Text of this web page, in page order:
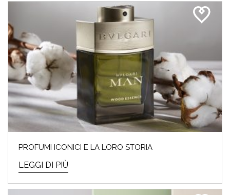
PROFUMI ICONICI E LA LORO STORIA
LEGGI DI PIÙ